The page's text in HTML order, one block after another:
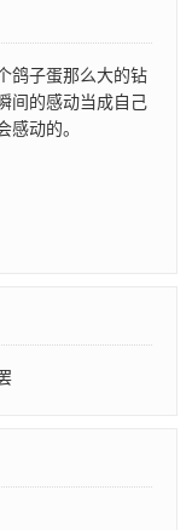
鸽子蛋那么大的钻
间的感动当成自己
动的。